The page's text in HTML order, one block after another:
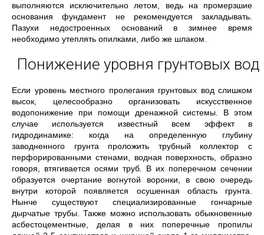
выполняются исключительно летом, ведь на промерзшие
основания фундамент не рекомендуется закладывать.
Пазухи недостроенных оснований в зимнее время
необходимо утеплять опилками, либо же шлаком.
Понижение уровня грунтовых вод
Если уровень местного пролегания грунтовых вод слишком
высок, целесообразно организовать искусственное
водопонижение при помощи дренажной системы. В этом
случае используется известный всем эффект в
гидродинамике: когда на определенную глубину
заводненного грунта проложить трубный коллектор с
перфорированными стенами, водная поверхность, образно
говоря, втягивается осями труб. В их поперечном сечении
образуется очертание вогнутой воронки, в свою очередь
внутри которой появляется осушенная область грунта.
Нынче существуют специализированные гончарные
дырчатые трубы. Также можно использовать обыкновенные
асбестоцементные, делая в них поперечные пропилы